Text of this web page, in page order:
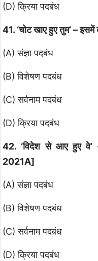
(D) क्रिया पदबंध
41. ‘चोट खाए हुए तुम’ –
(A) संज्ञा पदबंध
(B) विशेषण पदबंध
(C) सर्वनाम पदबंध
(D) क्रिया पदबंध
42. ‘विदेश से आए हुए वे’
2021A]
(A) संज्ञा पदबंध
(B) विशेषण पदबंध
(C) सर्वनाम पदबंध
(D) क्रिया पदबंध